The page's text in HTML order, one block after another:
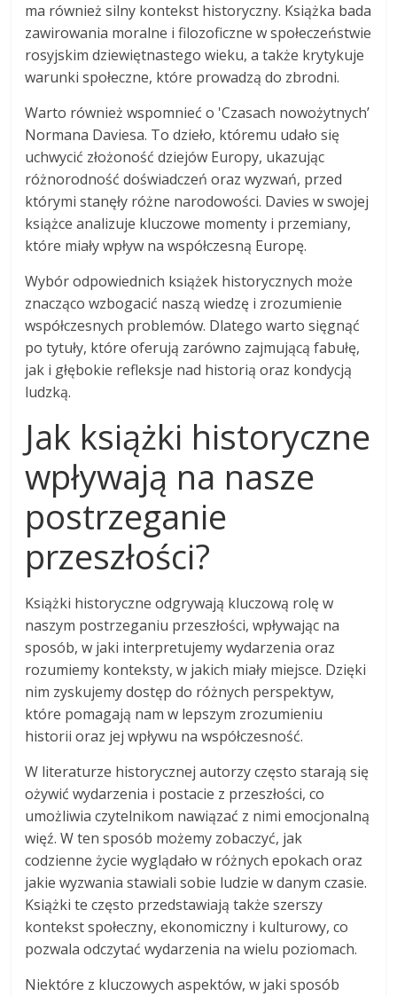
ma również silny kontekst historyczny. Książka bada
zawirowania moralne i filozoficzne w społeczeństwie
rosyjskim dziewiętnastego wieku, a także krytykuje
warunki społeczne, które prowadzą do zbrodni.
Warto również wspomnieć o 'Czasach nowożytnych’
Normana Daviesa. To dzieło, któremu udało się
uchwycić złożoność dziejów Europy, ukazując
różnorodność doświadczeń oraz wyzwań, przed
którymi stanęły różne narodowości. Davies w swojej
książce analizuje kluczowe momenty i przemiany,
które miały wpływ na współczesną Europę.
Wybór odpowiednich książek historycznych może
znacząco wzbogacić naszą wiedzę i zrozumienie
współczesnych problemów. Dlatego warto sięgnąć
po tytuły, które oferują zarówno zajmującą fabułę,
jak i głębokie refleksje nad historią oraz kondycją
ludzką.
Jak książki historyczne
wpływają na nasze
postrzeganie
przeszłości?
Książki historyczne odgrywają kluczową rolę w
naszym postrzeganiu przeszłości, wpływając na
sposób, w jaki interpretujemy wydarzenia oraz
rozumiemy konteksty, w jakich miały miejsce. Dzięki
nim zyskujemy dostęp do różnych perspektyw,
które pomagają nam w lepszym zrozumieniu
historii oraz jej wpływu na współczesność.
W literaturze historycznej autorzy często starają się
ożywić wydarzenia i postacie z przeszłości, co
umożliwia czytelnikom nawiązać z nimi emocjonalną
więź. W ten sposób możemy zobaczyć, jak
codzienne życie wyglądało w różnych epokach oraz
jakie wyzwania stawiali sobie ludzie w danym czasie.
Książki te często przedstawiają także szerszy
kontekst społeczny, ekonomiczny i kulturowy, co
pozwala odczytać wydarzenia na wielu poziomach.
Niektóre z kluczowych aspektów, w jaki sposób